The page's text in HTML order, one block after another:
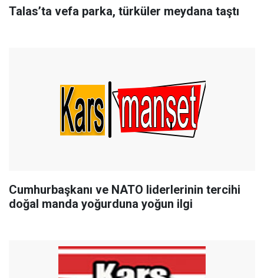
Talas’ta vefa parka, türküler meydana taştı
Cumhurbaşkanı ve NATO liderlerinin tercihi
doğal manda yoğurduna yoğun ilgi